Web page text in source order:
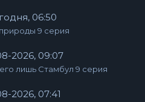
06:50
9 серия
2026, 09:07
лишь Стамбул 9 серия
2026, 07:41